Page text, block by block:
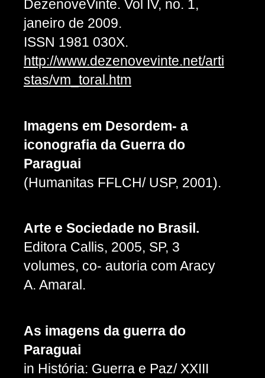
DezenoveVinte. Vol IV, no. 1,
janeiro de 2009.
ISSN 1981 030X.
http://www.dezenovevinte.net/arti
stas/vm_toral.htm
Imagens em Desordem- a
iconografia da Guerra do
Paraguai
(Humanitas FFLCH/ USP, 2001).
Arte e Sociedade no Brasil.
Editora Callis, 2005, SP, 3
volumes, co- autoria com Aracy
A. Amaral.
As imagens da guerra do
Paraguai
in História: Guerra e Paz/ XXIII